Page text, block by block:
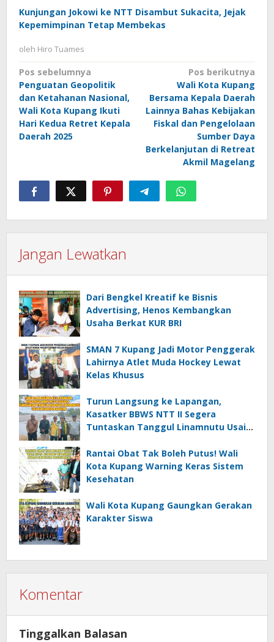
Kunjungan Jokowi ke NTT Disambut Sukacita, Jejak
Kepemimpinan Tetap Membekas
oleh Hiro Tuames
Navigasi
pos
Pos sebelumnya
Penguatan Geopolitik
dan Ketahanan Nasional,
Wali Kota Kupang Ikuti
Hari Kedua Retret Kepala
Daerah 2025
Pos berikutnya
Wali Kota Kupang
Bersama Kepala Daerah
Lainnya Bahas Kebijakan
Fiskal dan Pengelolaan
Sumber Daya
Berkelanjutan di Retreat
Akmil Magelang
Jangan Lewatkan
Dari Bengkel Kreatif ke Bisnis
Advertising, Henos Kembangkan
Usaha Berkat KUR BRI
SMAN 7 Kupang Jadi Motor Penggerak
Lahirnya Atlet Muda Hockey Lewat
Kelas Khusus
Turun Langsung ke Lapangan,
Kasatker BBWS NTT II Segera
Tuntaskan Tanggul Linamnutu Usai
Rantai Obat Tak Boleh Putus! Wali
Kota Kupang Warning Keras Sistem
Kesehatan
Wali Kota Kupang Gaungkan Gerakan
Karakter Siswa
Komentar
Tinggalkan Balasan